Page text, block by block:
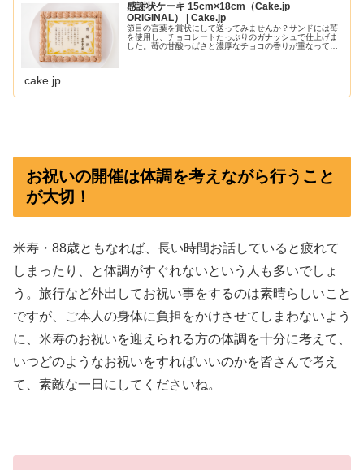
感謝状ケーキ 15cm×18cm（Cake.jp
ORIGINAL） | Cake.jp
節目の言葉を賞状にして送ってみませんか？サンドには苺
を使用し、チョコレートたっぷりのガナッシュで仕上げま
した。苺の甘酸っぱさと濃厚なチョコの香りが重なって、
cake.jp
お祝いの開催は体調を考えながら行うこと
が大切！
米寿・88歳ともなれば、長い時間お話していると疲れて
しまったり、と体調がすぐれないという人も多いでしょ
う。旅行など外出してお祝い事をするのは素晴らしいこと
ですが、ご本人の身体に負担をかけさせてしまわないよう
に、米寿のお祝いを迎えられる方の体調を十分に考えて、
いつどのようなお祝いをすればいいのかを皆さんで考え
て、素敵な一日にしてくださいね。